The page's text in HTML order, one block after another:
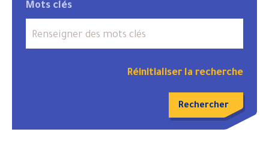
Mots clés
Réinitialiser la recherche